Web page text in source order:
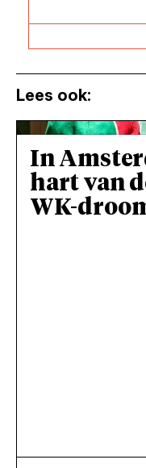
Lees ook:
In
hart van
WK-